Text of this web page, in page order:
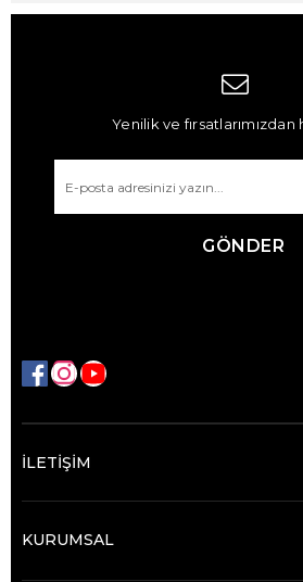
Yenilik ve fırsatlarımızdan
GÖNDER
İLETİŞİM
KURUMSAL